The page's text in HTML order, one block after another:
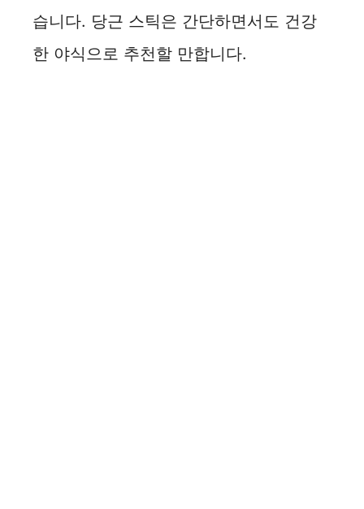
습니다. 당근 스틱은 간단하면서도 건강
한 야식으로 추천할 만합니다.